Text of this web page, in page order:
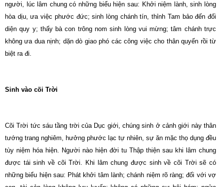
người, lúc lâm chung có những biểu hiện sau: Khởi niệm lành, sinh lòng
hòa dịu, ưa việc phước đức; sinh lòng chánh tín, thỉnh Tam bảo đến đối
diện quy y; thấy bà con trông nom sinh lòng vui mừng; tâm chánh trực
không ưa dua nịnh; dặn dò giao phó các công việc cho thân quyến rồi từ
biệt ra đi.
Sinh vào cõi Trời
Cõi Trời tức sáu tầng trời của Dục giới, chúng sinh ở cảnh giới này thân
tướng trang nghiêm, hưởng phước lạc tự nhiên, sự ăn mặc thọ dụng đều
tùy niệm hóa hiện. Người nào hiện đời tu Thập thiện sau khi lâm chung
được tái sinh về cõi Trời. Khi lâm chung được sinh về cõi Trời sẽ có
những biểu hiện sau: Phát khởi tâm lành; chánh niệm rõ ràng; đối với vợ